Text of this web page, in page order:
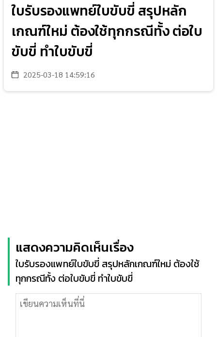
ใบรับรองแพทย์ใบขับขี่ สรุปหลัก
เกณฑ์ใหม่ ต้องใช้ทุกกรณีทั้ง ต่อใบ
ขับขี่ ทำใบขับขี่
2025-03-18 14:59:16
แสดงความคิดเห็นเรื่อง
ใบรับรองแพทย์ใบขับขี่ สรุปหลักเกณฑ์ใหม่ ต้องใช้
ทุกกรณีทั้ง ต่อใบขับขี่ ทำใบขับขี่